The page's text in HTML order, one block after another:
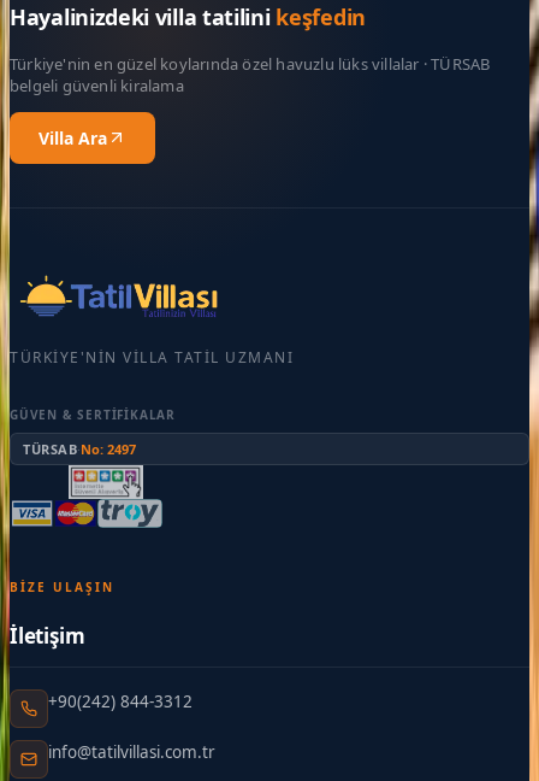
Hayalinizdeki villa tatilini keşfedin
Türkiye'nin en güzel koylarında özel havuzlu lüks villalar · TÜRSAB
belgeli güvenli kiralama
Villa Ara
TÜRKIYE'NIN VILLA TATIL UZMANI
GÜVEN & SERTIFIKALAR
TÜRSAB·No: 2497
BIZE ULAŞIN
İletişim
+90(242) 844-3312
info@tatilvillasi.com.tr